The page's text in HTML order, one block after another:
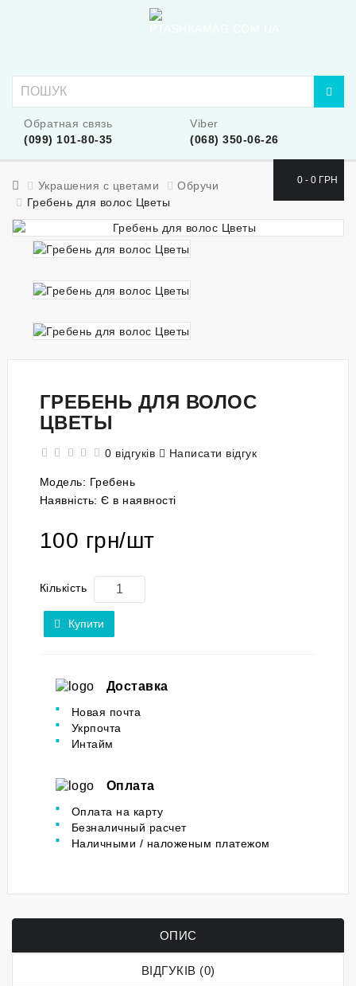
Обратная связь
(099) 101-80-35
Viber
(068) 350-06-26
0 - 0 ГРН
Украшения с цветами
Обручи
Гребень для волос Цветы
ГРЕБЕНЬ ДЛЯ ВОЛОС
ЦВЕТЫ
0 відгуків Написати відгук
Модель: Гребень
Наявність: Є в наявності
100 грн/шт
Кількість
Купити
Доставка
Новая почта
Укрпочта
Интайм
Оплата
Оплата на карту
Безналичный расчет
Наличными / наложеным платежом
ОПИС
ВІДГУКІВ (0)